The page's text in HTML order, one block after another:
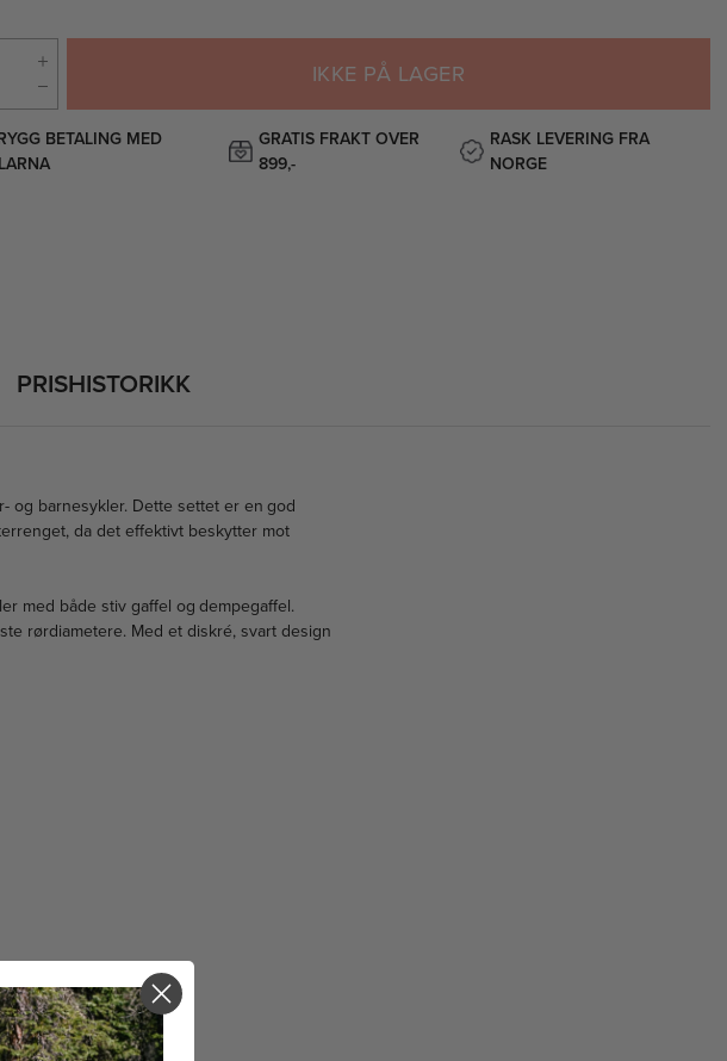
IKKE PÅ LAGER
BETALING MED
GRATIS FRAKT OVER
899,-
RASK LEVERING FRA
NORGE
PRISHISTORIKK
og barnesykler. Dette settet er en god
da det effektivt beskytter mot
med både stiv gaffel og dempegaffel.
rørdiametere. Med et diskré, svart design